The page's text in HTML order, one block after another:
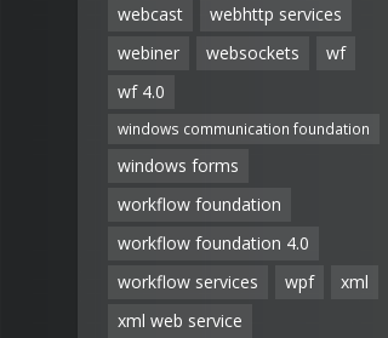
webcast
webhttp services
webiner
websockets
wf
wf 4.0
windows communication foundation
windows forms
workflow foundation
workflow foundation 4.0
workflow services
wpf
xml
xml web service